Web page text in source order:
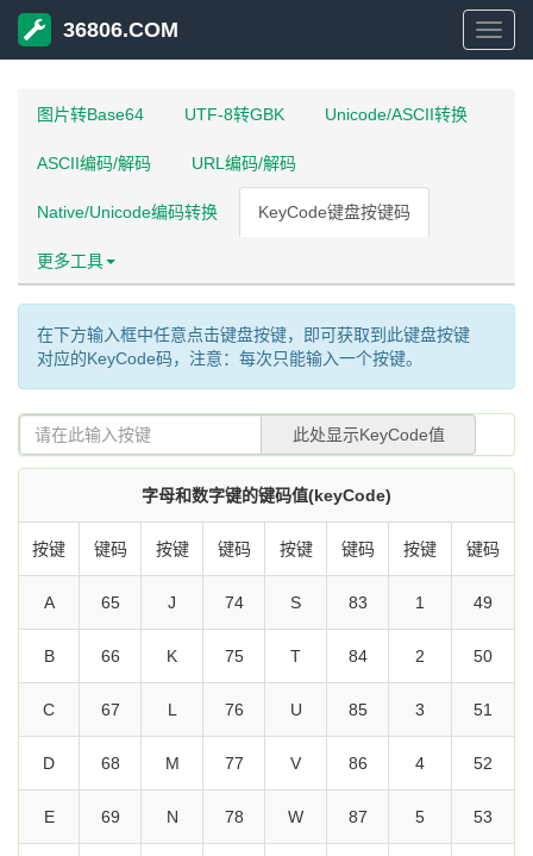
36806.COM
图片转Base64 UTF-8转GBK Unicode/ASCII转换
ASCII编码/解码 URL编码/解码
Native/Unicode编码转换 KeyCode键盘按键码
更多工具
在下方输入框中任意点击键盘按键，即可获取到此键盘按键
对应的KeyCode码，注意：每次只能输入一个按键。
此处显示KeyCode值
字母和数字键的键码值(keyCode)
按键 键码 按键 键码 按键 键码 按键 键码
A 65 J 74 S 83 1 49
B 66 K 75 T 84 2 50
C 67 L 76 U 85 3 51
D 68 M 77 V 86 4 52
E 69 N 78 W 87 5 53